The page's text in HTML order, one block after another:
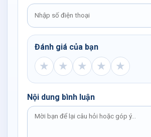
Đánh giá của bạn
★ ★ ★ ★ ★
Nội dung bình luận